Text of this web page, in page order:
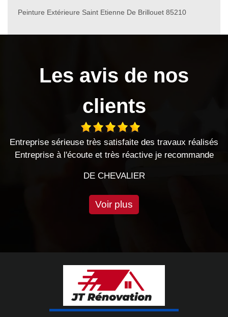
Peinture Extérieure Saint Etienne De Brillouet 85210
Les avis de nos
clients
satisfaite des travaux réalisés
très réactive je recommande
Très bon travail
cette
Voir plus